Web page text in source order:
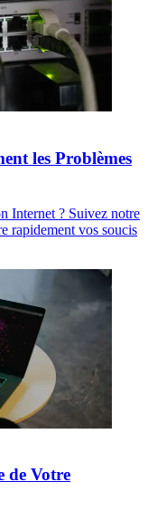
les Problèmes
Internet ? Suivez notre
rapidement vos soucis
de Votre